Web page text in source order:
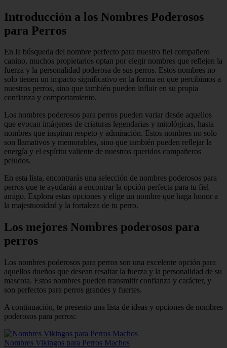
Introducción a los Nombres Poderosos
para Perros
En la búsqueda del nombre perfecto para nuestro fiel compañero
canino, muchos propietarios optan por elegir nombres que reflejen la
fuerza y la personalidad poderosa de sus perros. Estos nombres no
solo tienen un impacto significativo en la forma en que percibimos a
nuestros perros, sino que también pueden influir en su propia
confianza y comportamiento.
Los nombres poderosos para perros pueden variar desde aquellos
que evocan imágenes de criaturas legendarias y mitológicas, hasta
nombres que inspiran respeto y admiración. Estos nombres no solo
son llamativos y memorables, sino que también pueden reflejar la
energía y el espíritu valiente de nuestros queridos compañeros
peludos.
En esta lista, encontrarás una selección de nombres poderosos para
perros que te ayudarán a encontrar la opción perfecta para tu fiel
amigo. Explora estas opciones y elige un nombre que haga honor a
la majestuosidad y la fortaleza de tu perro.
Los mejores Nombres poderosos para
perros
Los nombres poderosos para perros son una excelente opción para
aquellos dueños que desean resaltar la fuerza y la personalidad de su
mascota. Estos nombres pueden transmitir confianza y carácter, y
son perfectos para perros grandes y fuertes.
A continuación, te presento una lista de ideas y opciones de nombres
poderosos para perros:
Nombres Vikingos para Perros Machos